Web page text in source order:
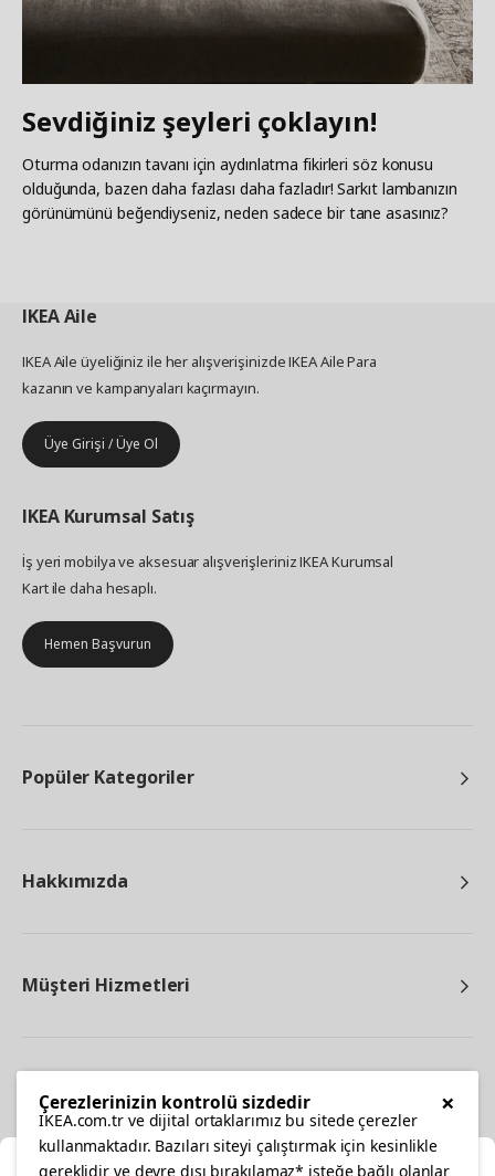
Sevdiğiniz şeyleri çoklayın!
Oturma odanızın tavanı için aydınlatma fikirleri söz konusu
olduğunda, bazen daha fazlası daha fazladır! Sarkıt lambanızın
görünümünü beğendiyseniz, neden sadece bir tane asasınız?
IKEAAile
IKEA Aile üyeliğiniz ile her alışverişinizde IKEA Aile Para
kazanın ve kampanyaları kaçırmayın.
Üye Girişi / Üye Ol
IKEA Kurumsal Satış
İş yeri mobilya ve aksesuar alışverişleriniz IKEA Kurumsal
Kart ile daha hesaplı.
Hemen Başvurun
Popüler Kategoriler
Hakkımızda
Müşteri Hizmetleri
Diğer ×
Çerezlerinizin kontrolü sizdedir
IKEA.com.tr ve dijital ortaklarımız bu sitede çerezler
kullanmaktadır. Bazıları siteyi çalıştırmak için kesinlikle
gereklidir ve devre dışı bırakılamaz* isteğe bağlı olanlar